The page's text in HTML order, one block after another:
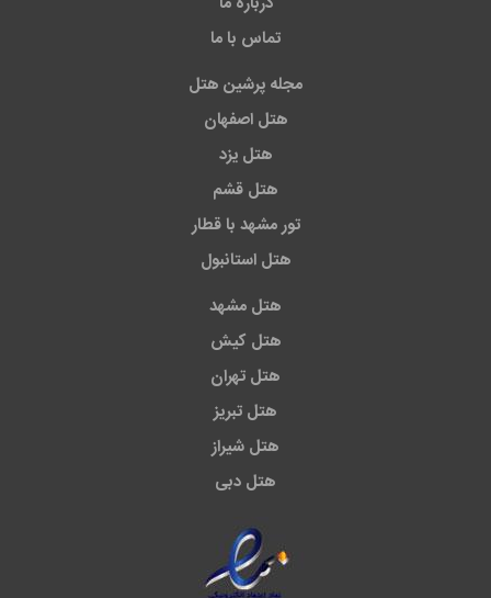
تماس با ما
مجله پرشین هتل
هتل اصفهان
هتل یزد
هتل قشم
تور مشهد با قطار
هتل استانبول
هتل مشهد
هتل کیش
هتل تهران
هتل تبریز
هتل شیراز
هتل دبی